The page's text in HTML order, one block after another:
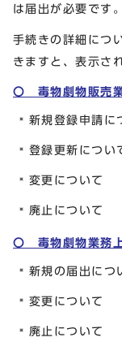
は届出が必要です。
手続きの詳細につ
きますと、表示さ
〇 毒物劇物販売
新規登録申請に
登録更新につい
変更について
廃止について
〇 毒物劇物業務上
新規の届出につ
変更について
廃止について